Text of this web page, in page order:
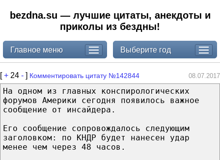
bezdna.su — лучшие цитаты, анекдоты и
приколы из бездны!
Главное меню Выберите год
[+ 24 - ] Комментировать цитату №142844 08.07.2017
На одном из главных конспирологических
форумов Америки сегодня появилось важное
сообщение от инсайдера.
Его сообщение сопровождалось следующим
заголовком: по КНДР будет нанесен удар
менее чем через 48 часов.